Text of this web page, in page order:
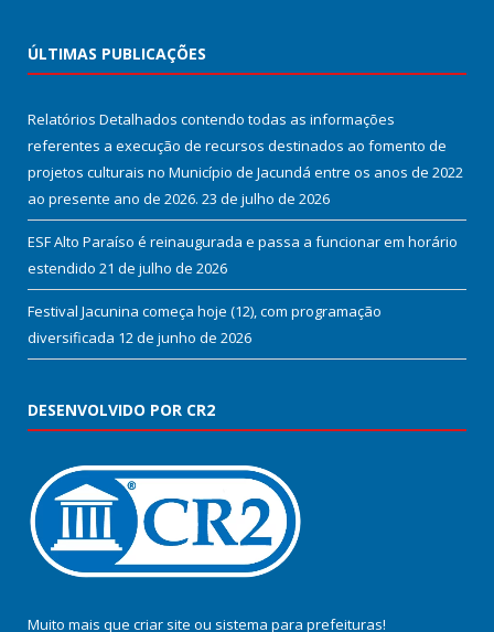
ÚLTIMAS PUBLICAÇÕES
Relatórios Detalhados contendo todas as informações
referentes a execução de recursos destinados ao fomento de
projetos culturais no Município de Jacundá entre os anos de 2022
ao presente ano de 2026. 23 de julho de 2026
ESF Alto Paraíso é reinaugurada e passa a funcionar em horário
estendido 21 de julho de 2026
Festival Jacunina começa hoje (12), com programação
diversificada 12 de junho de 2026
DESENVOLVIDO POR CR2
Muito mais que criar site ou sistema para prefeituras!